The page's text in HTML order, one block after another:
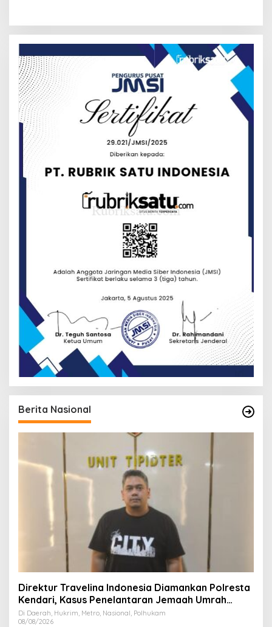
Berita Nasional
Direktur Travelina Indonesia Diamankan Polresta
Kendari, Kasus Penelantaran Jemaah Umrah
Masuk Babak Baru
Di Daerah, Hukrim, Metro, Nasional, Polhukam
08/08/2026